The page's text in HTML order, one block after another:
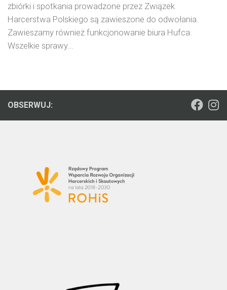
zbiórki i spotkania prowadzone przez Związek
Harcerstwa Polskiego są zawieszone do odwołania.
Zawieszamy również funkcjonowanie biura Hufca.
Wszelkie sprawy...
OBSERWUJ: